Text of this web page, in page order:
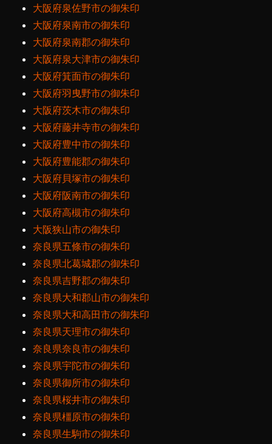
大阪府泉佐野市の御朱印
大阪府泉南市の御朱印
大阪府泉南郡の御朱印
大阪府泉大津市の御朱印
大阪府箕面市の御朱印
大阪府羽曳野市の御朱印
大阪府茨木市の御朱印
大阪府藤井寺市の御朱印
大阪府豊中市の御朱印
大阪府豊能郡の御朱印
大阪府貝塚市の御朱印
大阪府阪南市の御朱印
大阪府高槻市の御朱印
大阪狭山市の御朱印
奈良県五條市の御朱印
奈良県北葛城郡の御朱印
奈良県吉野郡の御朱印
奈良県大和郡山市の御朱印
奈良県大和高田市の御朱印
奈良県天理市の御朱印
奈良県奈良市の御朱印
奈良県宇陀市の御朱印
奈良県御所市の御朱印
奈良県桜井市の御朱印
奈良県橿原市の御朱印
奈良県生駒市の御朱印